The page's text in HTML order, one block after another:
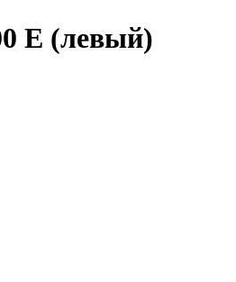
Е (левый)